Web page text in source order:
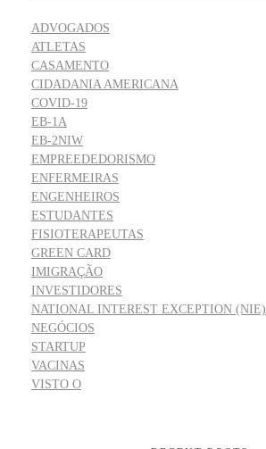
ADVOGADOS
ATLETAS
CASAMENTO
CIDADANIA AMERICANA
COVID-19
EB-1A
EB-2NIW
EMPREEDEDORISMO
ENFERMEIRAS
ENGENHEIROS
ESTUDANTES
FISIOTERAPEUTAS
GREEN CARD
IMIGRAÇÃO
INVESTIDORES
NATIONAL INTEREST EXCEPTION (NIE)
NEGÓCIOS
STARTUP
VACINAS
VISTO O